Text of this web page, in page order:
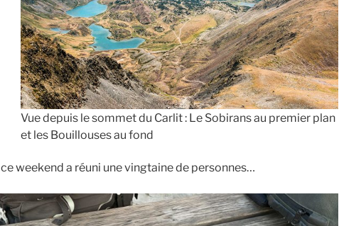
Vue depuis le sommet du Carlit : Le Sobirans au premier plan
et les Bouillouses au fond
ce weekend a réuni une vingtaine de personnes…